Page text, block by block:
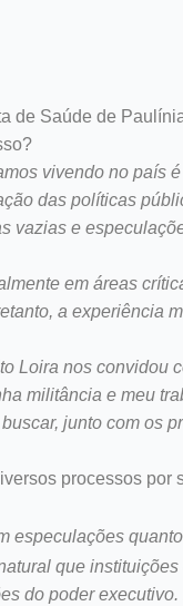
de Saúde de
vivendo no país
das políticas
vazias e
em áreas
a experiência
Loira nos
militância e meu
junto com os
processos
especulações
que
do poder